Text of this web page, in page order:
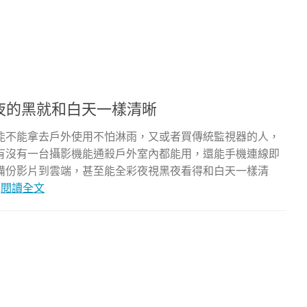
的黑就和白天一樣清晰
能拿去戶外使用不怕淋雨，又或者買傳統監視器的人，
有一台攝影機能通殺戶外室內都能用，還能手機連線即
影片到雲端，甚至能全彩夜視黑夜看得和白天一樣清
閱讀全文